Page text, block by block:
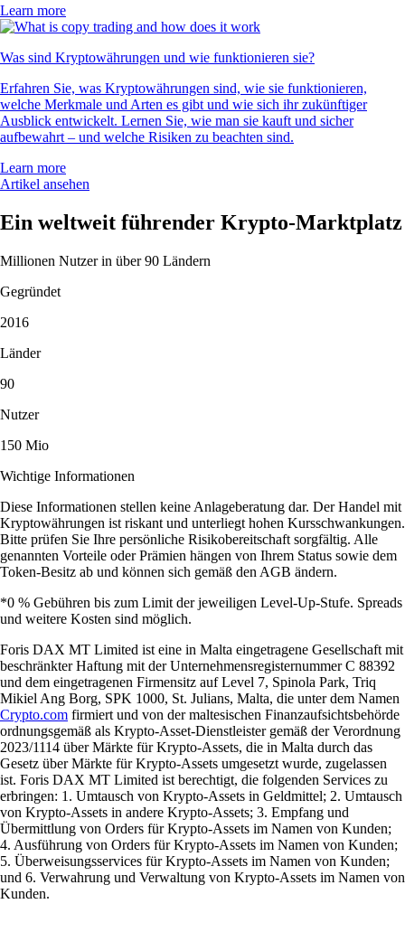
Learn more
Was sind Kryptowährungen und wie funktionieren sie?
Erfahren Sie, was Kryptowährungen sind, wie sie funktionieren,
welche Merkmale und Arten es gibt und wie sich ihr zukünftiger
Ausblick entwickelt. Lernen Sie, wie man sie kauft und sicher
aufbewahrt – und welche Risiken zu beachten sind.
Learn more
Artikel ansehen
Ein weltweit führender Krypto-Marktplatz
Millionen Nutzer in über 90 Ländern
Gegründet
2016
Länder
90
Nutzer
150 Mio
Wichtige Informationen
Diese Informationen stellen keine Anlageberatung dar. Der Handel mit
Kryptowährungen ist riskant und unterliegt hohen Kursschwankungen.
Bitte prüfen Sie Ihre persönliche Risikobereitschaft sorgfältig. Alle
genannten Vorteile oder Prämien hängen von Ihrem Status sowie dem
Token-Besitz ab und können sich gemäß den AGB ändern.
*0 % Gebühren bis zum Limit der jeweiligen Level-Up-Stufe. Spreads
und weitere Kosten sind möglich.
Foris DAX MT Limited ist eine in Malta eingetragene Gesellschaft mit
beschränkter Haftung mit der Unternehmensregisternummer C 88392
und dem eingetragenen Firmensitz auf Level 7, Spinola Park, Triq
Mikiel Ang Borg, SPK 1000, St. Julians, Malta, die unter dem Namen
Crypto.com firmiert und von der maltesischen Finanzaufsichtsbehörde
ordnungsgemäß als Krypto-Asset-Dienstleister gemäß der Verordnung
2023/1114 über Märkte für Krypto-Assets, die in Malta durch das
Gesetz über Märkte für Krypto-Assets umgesetzt wurde, zugelassen
ist. Foris DAX MT Limited ist berechtigt, die folgenden Services zu
erbringen: 1. Umtausch von Krypto-Assets in Geldmittel; 2. Umtausch
von Krypto-Assets in andere Krypto-Assets; 3. Empfang und
Übermittlung von Orders für Krypto-Assets im Namen von Kunden;
4. Ausführung von Orders für Krypto-Assets im Namen von Kunden;
5. Überweisungsservices für Krypto-Assets im Namen von Kunden;
und 6. Verwahrung und Verwaltung von Krypto-Assets im Namen von
Kunden.